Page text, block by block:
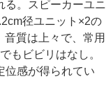
る。スピーカーユニ
径ユニット×2の
質は上々で、常用
もビビリはなし。
位感が得られてい